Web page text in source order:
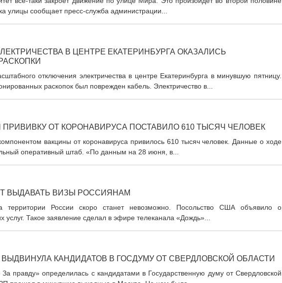
улицы сообщает пресс-служба администрации...
В ЦЕНТРЕ ЕКАТЕРИНБУРГА ОКАЗАЛИСЬ
отключения электричества в центре Екатеринбурга в минувшую пятницу.
раскопок был поврежден кабель. Электричество в...
ОТ КОРОНАВИРУСА ПОСТАВИЛО 610 ТЫСЯЧ ЧЕЛОВЕК
вакцины от коронавируса привилось 610 тысяч человек. Данные о ходе
оперативный штаб. «По данным на 28 июня, в...
ВЫДАВАТЬ ВИЗЫ РОССИЯНАМ
территории России скоро станет невозможно. Посольство США объявило о
услуг. Такое заявление сделал в эфире телеканала «Дождь»...
КАНДИДАТОВ В ГОСДУМУ ОТ СВЕРДЛОВСКОЙ ОБЛАСТИ
правду» определилась с кандидатами в Государственную думу от Свердловской